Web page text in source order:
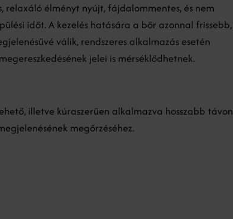
relaxáló élményt nyújt, fájdalommentes, és nem
időt. A kezelés hatására a bőr azonnal frissebb,
válik, rendszeres alkalmazás esetén
jelei is mérséklődhetnek.
illetve kúraszerűen alkalmazva hosszabb távon
megőrzéséhez.